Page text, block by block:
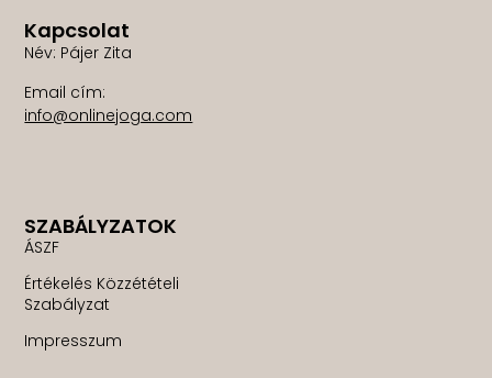
Kapcsolat
Név: Pájer Zita
Email cím:
info@onlinejoga.com
SZABÁLYZATOK
ÁSZF
Értékelés Közzétételi
Szabályzat
Impresszum